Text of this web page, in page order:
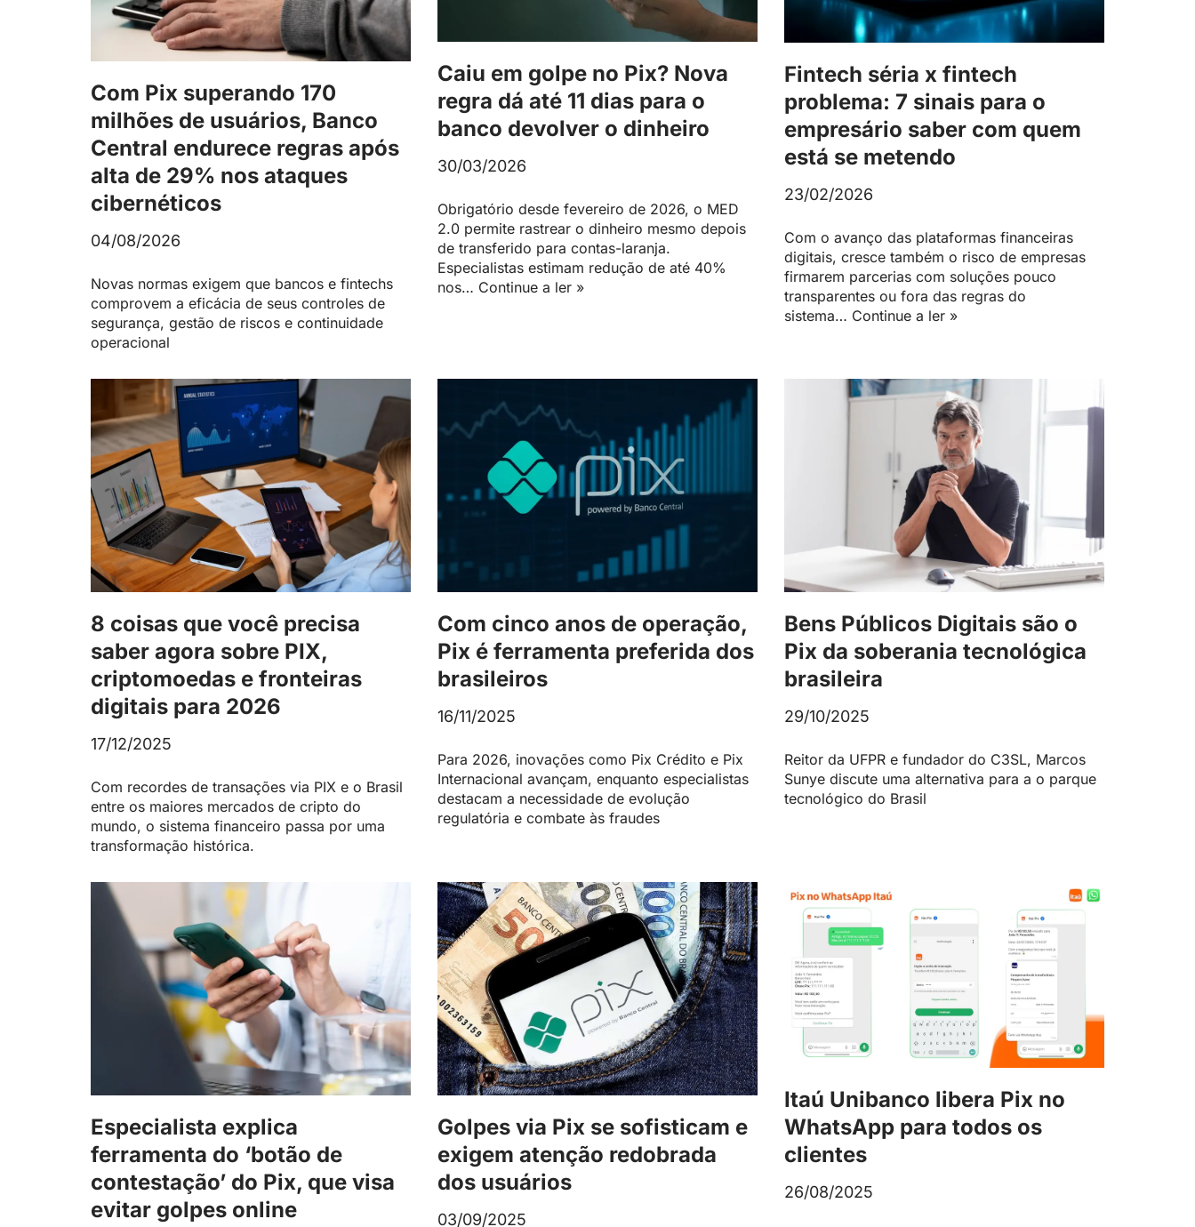
Com Pix superando 170
milhões de usuários, Banco
Central endurece regras após
alta de 29% nos ataques
cibernéticos
04/08/2026
Novas normas exigem que bancos e fintechs
comprovem a eficácia de seus controles de
segurança, gestão de riscos e continuidade
operacional
Caiu em golpe no Pix? Nova
regra dá até 11 dias para o
banco devolver o dinheiro
30/03/2026
Obrigatório desde fevereiro de 2026, o MED
2.0 permite rastrear o dinheiro mesmo depois
de transferido para contas-laranja.
Especialistas estimam redução de até 40%
nos… Continue a ler »
Fintech séria x fintech
problema: 7 sinais para o
empresário saber com quem
está se metendo
23/02/2026
Com o avanço das plataformas financeiras
digitais, cresce também o risco de empresas
firmarem parcerias com soluções pouco
transparentes ou fora das regras do
sistema… Continue a ler »
8 coisas que você precisa
saber agora sobre PIX,
criptomoedas e fronteiras
digitais para 2026
17/12/2025
Com recordes de transações via PIX e o Brasil
entre os maiores mercados de cripto do
mundo, o sistema financeiro passa por uma
transformação histórica.
Com cinco anos de operação,
Pix é ferramenta preferida dos
brasileiros
16/11/2025
Para 2026, inovações como Pix Crédito e Pix
Internacional avançam, enquanto especialistas
destacam a necessidade de evolução
regulatória e combate às fraudes
Bens Públicos Digitais são o
Pix da soberania tecnológica
brasileira
29/10/2025
Reitor da UFPR e fundador do C3SL, Marcos
Sunye discute uma alternativa para a o parque
tecnológico do Brasil
Especialista explica
ferramenta do ‘botão de
contestação’ do Pix, que visa
evitar golpes online
Golpes via Pix se sofisticam e
exigem atenção redobrada
dos usuários
03/09/2025
Itaú Unibanco libera Pix no
WhatsApp para todos os
clientes
26/08/2025